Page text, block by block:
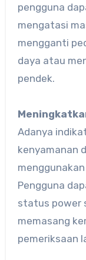
pengguna
mengatasi
mengganti
daya atau
pendek.
Adanya
kenyamanan
Pengguna
status power
memasang
pemeriksaan